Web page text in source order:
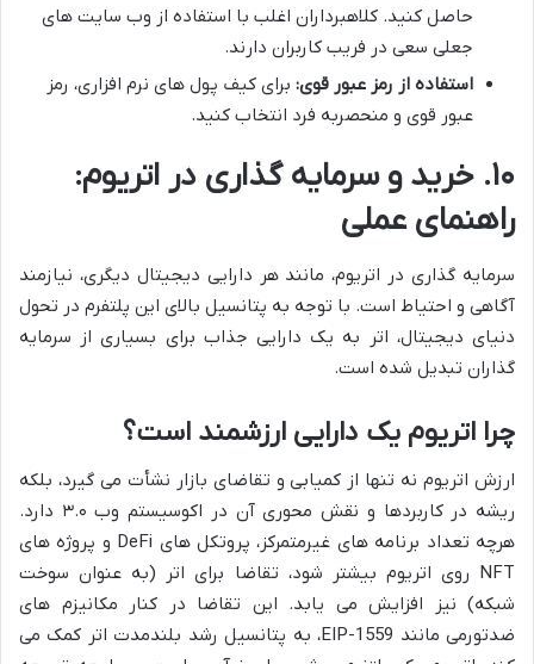
حاصل کنید. کلاهبرداران اغلب با استفاده از وب سایت های
جعلی سعی در فریب کاربران دارند.
استفاده از رمز عبور قوی: برای کیف پول های نرم افزاری، رمز
عبور قوی و منحصربه فرد انتخاب کنید.
۱۰. خرید و سرمایه گذاری در اتریوم:
راهنمای عملی
سرمایه گذاری در اتریوم، مانند هر دارایی دیجیتال دیگری، نیازمند
آگاهی و احتیاط است. با توجه به پتانسیل بالای این پلتفرم در تحول
دنیای دیجیتال، اتر به یک دارایی جذاب برای بسیاری از سرمایه
گذاران تبدیل شده است.
چرا اتریوم یک دارایی ارزشمند است؟
ارزش اتریوم نه تنها از کمیابی و تقاضای بازار نشأت می گیرد، بلکه
ریشه در کاربردها و نقش محوری آن در اکوسیستم وب ۳.۰ دارد.
هرچه تعداد برنامه های غیرمتمرکز، پروتکل های DeFi و پروژه های
NFT روی اتریوم بیشتر شود، تقاضا برای اتر (به عنوان سوخت
شبکه) نیز افزایش می یابد. این تقاضا در کنار مکانیزم های
ضدتورمی مانند EIP-1559، به پتانسیل رشد بلندمدت اتر کمک می